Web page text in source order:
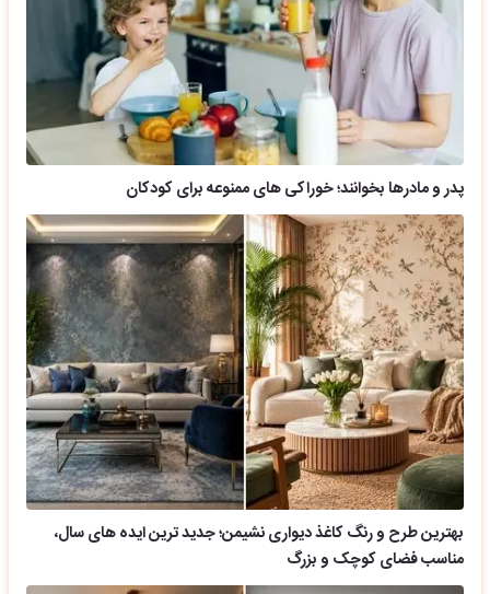
پدر و مادرها بخوانند؛ خوراکی های ممنوعه برای کودکان
بهترین طرح و رنگ کاغذ دیواری نشیمن؛ جدید ترین ایده های سال،
مناسب فضای کوچک و بزرگ